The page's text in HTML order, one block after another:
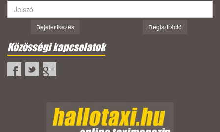
Bejelentkezés Regisztráció
Közösségi kapcsolatok